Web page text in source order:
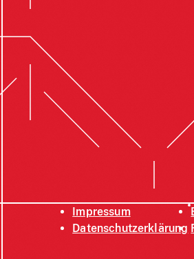
Impressum
Datenschutzerklärung